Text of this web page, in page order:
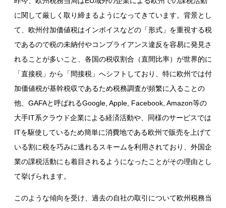
に関して厳しく取り締まるようになってきています。背景とし
て、欧州付加価値税はインボイスなどの「形式」を重視する税
であるので税の未納付やコンプライアンス違反を容易に発見さ
れることが多いこと、各国の税収割合（直間比率）が世界的に
「直接税」から「間接税」へシフトしており、特に欧州では付
加価値税が基幹税収であるため税務調査が頻繁に入ることの
他、 GAFAと呼ばれるGoogle, Apple, Facebook, Amazon等の
大手IT系クラウド企業による経済活動や、同様のサービスでは
ITを駆使しているため簡単に消費地である欧州で販売を上げて
いる割に税を巧みに逃れるスキームを利用されており、外国企
業の課税活動にも着目されるようになったことがその理由とし
て挙げられます。
このような傾向を受け、過去の自社の取引について欧州税務当